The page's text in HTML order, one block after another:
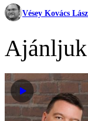
Vésey Kovács